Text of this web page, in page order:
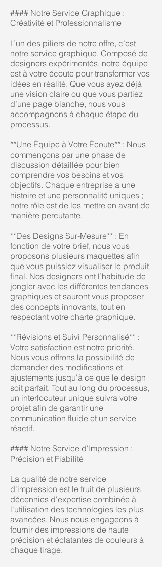
#### Notre Service Graphique :
Créativité et Professionnalisme
L’un des piliers de notre offre, c’est
notre service graphique. Composé de
designers expérimentés, notre équipe
est à votre écoute pour transformer vos
idées en réalité. Que vous ayez déjà
une vision claire ou que vous partiez
d’une page blanche, nous vous
accompagnons à chaque étape du
processus.
**Une Équipe à Votre Écoute** : Nous
commençons par une phase de
discussion détaillée pour bien
comprendre vos besoins et vos
objectifs. Chaque entreprise a une
histoire et une personnalité uniques ;
notre rôle est de les mettre en avant de
manière percutante.
**Des Designs Sur-Mesure** : En
fonction de votre brief, nous vous
proposons plusieurs maquettes afin
que vous puissiez visualiser le produit
final. Nos designers ont l’habitude de
jongler avec les différentes tendances
graphiques et sauront vous proposer
des concepts innovants, tout en
respectant votre charte graphique.
**Révisions et Suivi Personnalisé** :
Votre satisfaction est notre priorité.
Nous vous offrons la possibilité de
demander des modifications et
ajustements jusqu'à ce que le design
soit parfait. Tout au long du processus,
un interlocuteur unique suivra votre
projet afin de garantir une
communication fluide et un service
réactif.
#### Notre Service d'Impression :
Précision et Fiabilité
La qualité de notre service
d'impression est le fruit de plusieurs
décennies d'expertise combinée à
l'utilisation des technologies les plus
avancées. Nous nous engageons à
fournir des impressions de haute
précision et éclatantes de couleurs à
chaque tirage.